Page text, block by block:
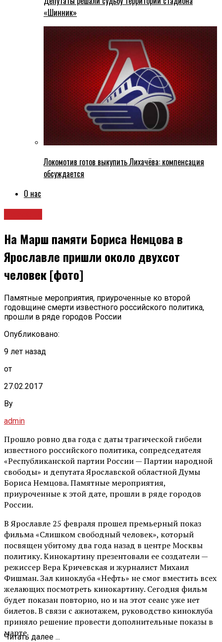
«Шинник»
Локомотив готов выкупить Лихачёва: компенсация
обсуждается
О нас
На Марш памяти Бориса Немцова в
Ярославле пришли около двухсот
человек [фото]
Памятные мероприятия, приуроченные ко второй
годовщине смерти известного российского политика,
прошли в ряде городов России
Опубликовано:
9 лет назад
от
27.02.2017
By
admin
Прошло ровно два года с даты трагической гибели
известного российского политика, сопредседателя
«Республиканской партии России — Партии народной
свободы» и депутата Ярославской областной Думы
Бориса Немцова. Памятные мероприятия,
приуроченные к этой дате, прошли в ряде городов
России.
В Ярославле 25 февраля прошел премьерный показ
фильма «Слишком свободный человек», который
посвящен убитому два года назад в центре Москвы
политику. Кинокартину презентовали ее создатели —
режиссер Вера Кричевская и журналист Михаил
Фишман. Зал киноклуба «Нефть» не смог вместить всех
желающих посмотреть кинокартину. Сегодня фильм
будет показан повторно, но и на этот сеанс уже нет
билетов. В связи с ажиотажем, руководство киноклуба
приняло решение провести дополнительные показы в
марте.
Читать далее ...